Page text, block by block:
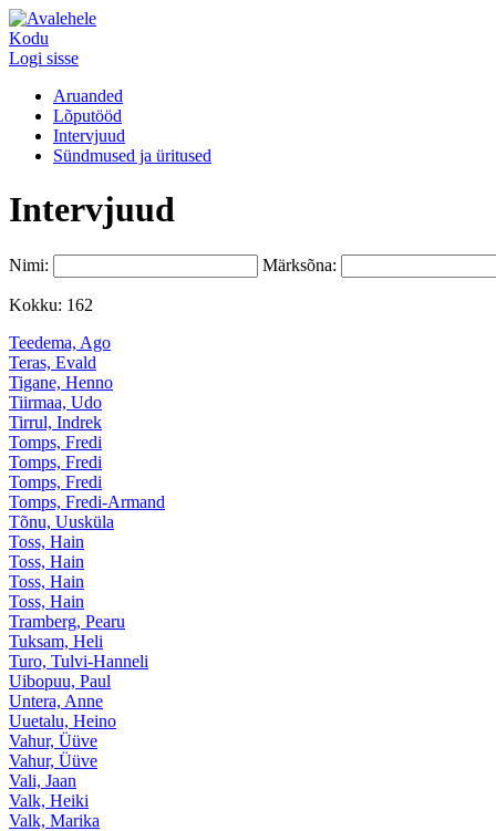
Kodu
Logi sisse
Aruanded
Lõputööd
Intervjuud
Sündmused ja üritused
Intervjuud
Nimi: Märksõna:
Kokku: 162
Teedema, Ago
Teras, Evald
Tigane, Henno
Tiirmaa, Udo
Tirrul, Indrek
Tomps, Fredi
Tomps, Fredi
Tomps, Fredi
Tomps, Fredi-Armand
Tõnu, Uusküla
Toss, Hain
Toss, Hain
Toss, Hain
Toss, Hain
Tramberg, Pearu
Tuksam, Heli
Turo, Tulvi-Hanneli
Uibopuu, Paul
Untera, Anne
Uuetalu, Heino
Vahur, Üüve
Vahur, Üüve
Vali, Jaan
Valk, Heiki
Valk, Marika